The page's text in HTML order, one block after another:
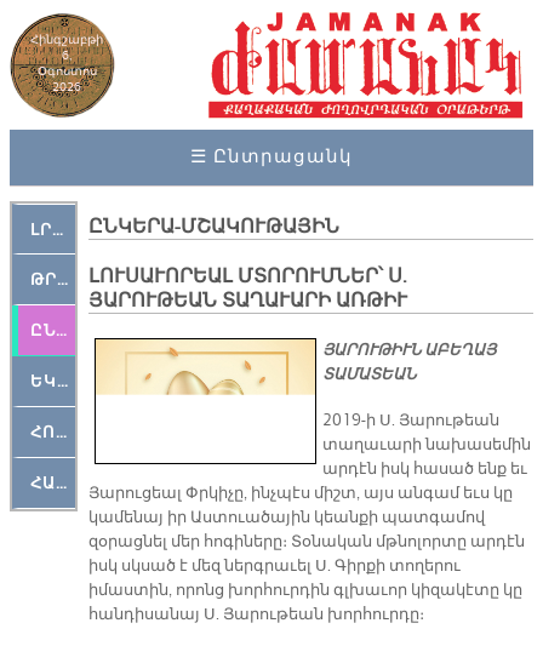
Հինգշաբթի
6,
Օգոստոս
2026
☰ Ընտրացանկ
ԼՐԱՀՈՍ
ԹՐՔԱՀԱՅ ԿԵԱՆՔ
ԸՆԿԵՐԱՄՇԱԿՈՒԹԱՅԻՆ
ԵԿԵՂԵՑԱԿԱՆ
ՀՈԳԵՄՏԱՒՈՐ
ՀԱՐԹԱԿ
ԸՆԿԵՐԱ-ՄՇԱԿՈՒԹԱՅԻՆ
ԼՈՒՍԱՒՈՐԵԱԼ ՄՏՈՐՈՒՄՆԵՐ՝ Ս.
ՅԱՐՈՒԹԵԱՆ ՏԱՂԱՒԱՐԻ ԱՌԹԻՒ
ՅԱՐՈՒԹԻՒՆ ԱԲԵՂԱՅ
ՏԱՄԱՏԵԱՆ
2019-ի Ս. Յարութեան
տաղաւարի նախասեմին
արդէն իսկ հասած ենք եւ
Յարուցեալ Փրկիչը, ինչպէս միշտ, այս անգամ եւս կը
կամենայ իր Աստուածային կեանքի պատգամով
զօրացնել մեր հոգիները։ Տօնական մթնոլորտը արդէն
իսկ սկսած է մեզ ներգրաւել Ս. Գիրքի տողերու
իմաստին, որոնց խորհուրդին գլխաւոր կիզակէտը կը
հանդիսանայ Ս. Յարութեան խորհուրդը։